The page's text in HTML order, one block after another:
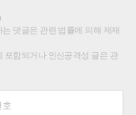
댓글은 관련 법률에 의해 제재
포함되거나 인신공격성 글은 관